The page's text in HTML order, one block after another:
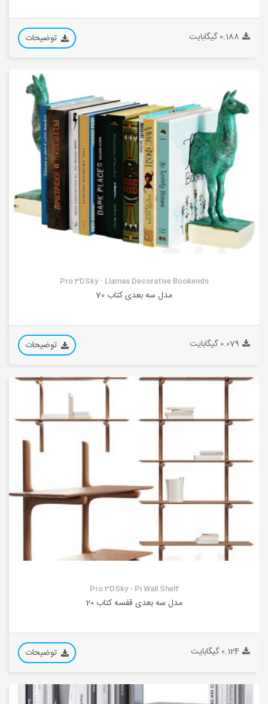
0.188 گیگابایت توضیحات
Pro 3DSky - Llamas Decorative Bookends
مدل سه بعدی کتاب 70
0.079 گیگابایت توضیحات
Pro 3DSky - Pi Wall Shelf
مدل سه بعدی قفسه کتاب 20
0.124 گیگابایت توضیحات